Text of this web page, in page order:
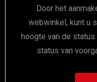
Door het
webwinkel, kunt u
hoogte van de
status van